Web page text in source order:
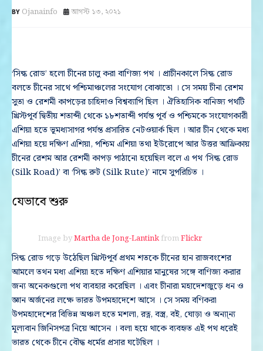
Ojanainfo আগস্ট ১৩, ২০২১
‘সিল্ক রোড’ হলো চীনের চালু করা বাণিজ্য পথ । প্রাচীনকালে সিল্ক রোড
বলতে চীনের সাথে পশ্চিমাঞ্চলের সংযোগ বোঝাতো । সে সময় চীনা রেশম
সুতা ও রেশমী কাপড়ের চাহিদাও বিশ্বব্যাপি ছিল । ঐতিহাসিক বানিজ্য পথটি
খ্রিস্টপূর্ব দ্বিতীয় শতাব্দী থেকে ১৮শতাব্দী পর্যন্ত পূর্ব ও পশ্চিমকে সংযোগকারী
এশিয়া হতে ভূমধ্যসাগর পর্যন্ত প্রসারিত নেটওয়ার্ক ছিল । আর চীন থেকে মধ্য
এশিয়া হয়ে দক্ষিণ এশিয়া, পশ্চিম এশিয়া তথা ইউরোপে আর উত্তর আফ্রিকায়
চীনের রেশম আর রেশমী কাপড় পাঠানো হয়েছিল বলে এ পথ ‘সিল্ক রোড
(Silk Road)’ বা ‘সিল্ক রুট (Silk Rute)’ নামে সুপরিচিত ।
যেভাবে শুরু
Image byMartha de Jong-LantinkfromFlickr
সিল্ক রোড গড়ে উঠেছিল খ্রিস্টপূর্ব প্রথম শতকে চীনের হান রাজবংশের
আমলে তথন মধ্য এশিয়া হতে দক্ষিণ এশিয়ার মানুষের সঙ্গে বাণিজ্য করার
জন্য অনেকগুলো পথ ব্যবহার করেছিল । এবং চীনারা মহাদেশজুড়ে ধন ও
জ্ঞান অর্জনের লক্ষে ভারত উপমহাদেশে আসে । সে সময় বণিকরা
উপমহাদেশের বিভিন্ন অঞ্চল হতে মশলা, রত্ন, বস্ত্র, বই, ঘোড়া ও অন্যা্ন্য
মূল্যবান জিনিসপত্র নিয়ে আসেন । বলা হয়ে থাকে ব্যবহৃত এই পথ ধরেই
ভারত থেকে চীনে বৌদ্ধ ধর্মের প্রসার ঘটেছিল ।